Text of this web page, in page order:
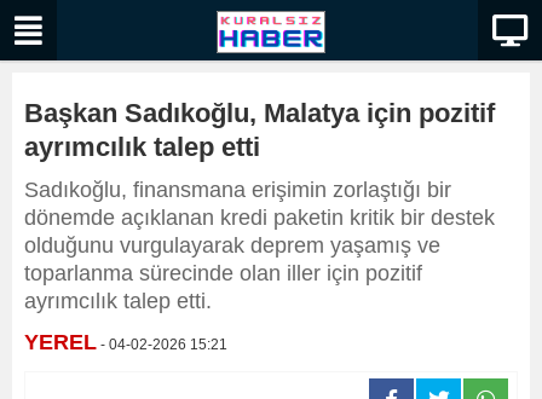
Başkan Sadıkoğlu, Malatya için pozitif
ayrımcılık talep etti
Sadıkoğlu, finansmana erişimin zorlaştığı bir
dönemde açıklanan kredi paketin kritik bir destek
olduğunu vurgulayarak deprem yaşamış ve
toparlanma sürecinde olan iller için pozitif
ayrımcılık talep etti.
YEREL - 04-02-2026 15:21